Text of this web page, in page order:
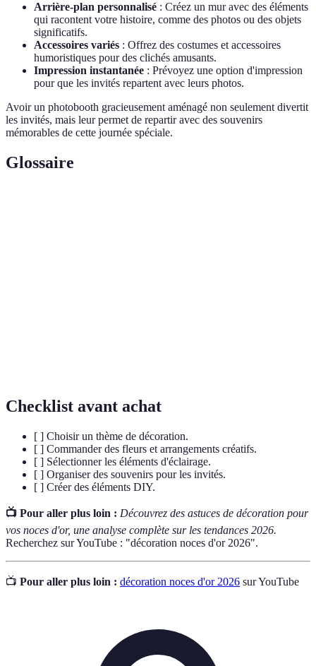
Arrière-plan personnalisé : Créez un mur avec des éléments
qui racontent votre histoire, comme des photos ou des objets
significatifs.
Accessoires variés : Offrez des costumes et accessoires
humoristiques pour des clichés amusants.
Impression instantanée : Prévoyez une option d'impression
pour que les invités repartent avec leurs photos.
Avoir un photobooth gracieusement aménagé non seulement divertit
les invités, mais leur permet de repartir avec des souvenirs
mémorables de cette journée spéciale.
Glossaire
Checklist avant achat
[ ] Choisir un thème de décoration.
[ ] Commander des fleurs et arrangements créatifs.
[ ] Sélectionner les éléments d'éclairage.
[ ] Organiser des souvenirs pour les invités.
[ ] Créer des éléments DIY.
📺 Pour aller plus loin : Découvrez des astuces de décoration pour
vos noces d'or, une analyse complète sur les tendances 2026.
Recherchez sur YouTube : "décoration noces d'or 2026".
📺 Pour aller plus loin : décoration noces d'or 2026 sur YouTube